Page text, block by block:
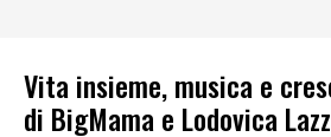
Vita insieme, musica e
di BigMama e Lodovica